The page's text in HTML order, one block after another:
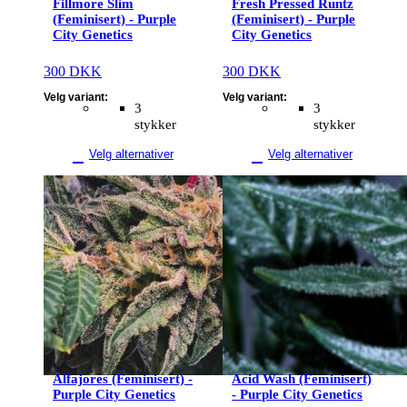
Fillmore Slim
(Feminisert) - Purple
City Genetics
300 DKK
3
stykker
Velg variant:
Velg alternativer
Fresh Pressed Runtz
(Feminisert) - Purple
City Genetics
300DKK
3
stykker
Velg variant:
Velg alternativer
Alfajores (Feminisert) -
Purple City Genetics
Dette
produktet
har
flere
varianter.
Alternativene
kan
velges
på
produktsiden
Acid Wash (Feminisert)
- Purple City Genetics
Dette
produktet
har
flere
varianter.
Alternativene
kan
velges
på
produktsiden